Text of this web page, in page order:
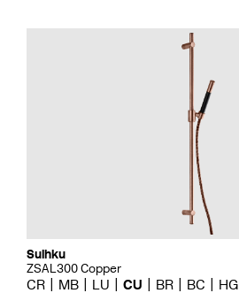
Suihku
ZSAL300 Copper
CR MB LU CU BR BC HG